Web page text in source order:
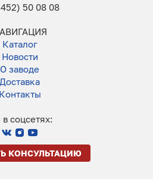
50 08 08
Каталог
Новости
О заводе
Доставка
Контакты
соцсетях:
КОНСУЛЬТАЦИЮ